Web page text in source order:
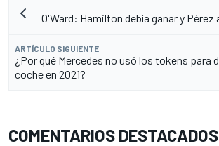
O'Ward: Hamilton debía ganar y Pérez
ARTÍCULO SIGUIENTE
¿Por qué Mercedes no usó los tokens para
coche en 2021?
COMENTARIOS DESTACADOS